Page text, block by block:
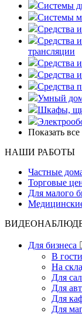
Системы
Системы
Средства
Средства
трансляции
Средства
Средства
Средства
Умный
Шкафы,
Показать все
НАШИ РАБОТЫ
Частные
Торговые
Для малого
Для бизнеса
В
На
Для
Для
Для
Для